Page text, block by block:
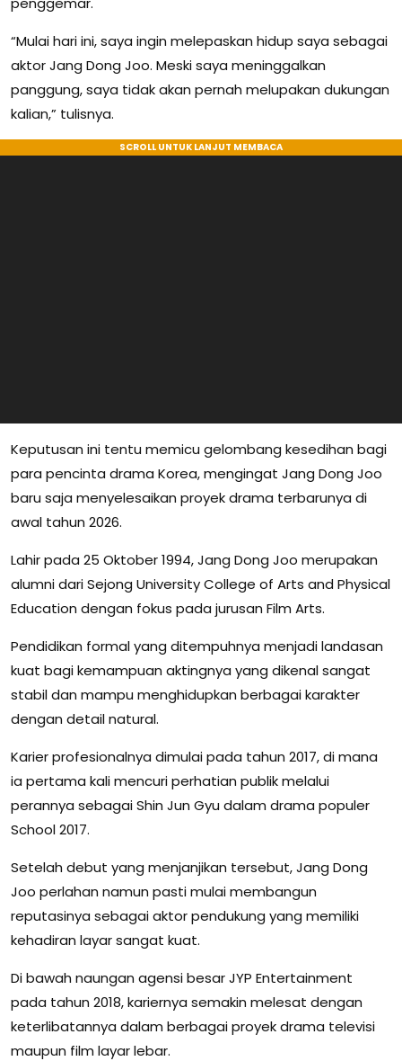
“Mulai hari ini, saya ingin melepaskan hidup saya sebagai
aktor Jang Dong Joo. Meski saya meninggalkan
panggung, saya tidak akan pernah melupakan dukungan
kalian,” tulisnya.
Keputusan ini tentu memicu gelombang kesedihan bagi
para pencinta drama Korea, mengingat Jang Dong Joo
baru saja menyelesaikan proyek drama terbarunya di
awal tahun 2026.
Lahir pada 25 Oktober 1994, Jang Dong Joo merupakan
alumni dari Sejong University College of Arts and Physical
Education dengan fokus pada jurusan Film Arts.
Pendidikan formal yang ditempuhnya menjadi landasan
kuat bagi kemampuan aktingnya yang dikenal sangat
stabil dan mampu menghidupkan berbagai karakter
dengan detail natural.
Karier profesionalnya dimulai pada tahun 2017, di mana
ia pertama kali mencuri perhatian publik melalui
perannya sebagai Shin Jun Gyu dalam drama populer
School 2017.
Setelah debut yang menjanjikan tersebut, Jang Dong
Joo perlahan namun pasti mulai membangun
reputasinya sebagai aktor pendukung yang memiliki
kehadiran layar sangat kuat.
Di bawah naungan agensi besar JYP Entertainment
pada tahun 2018, kariernya semakin melesat dengan
keterlibatannya dalam berbagai proyek drama televisi
maupun film layar lebar.